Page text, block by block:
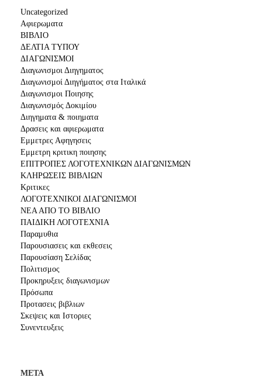
Uncategorized
Αφιερωματα
ΒΙΒΛΙΟ
ΔΕΛΤΙΑ ΤΥΠΟΥ
ΔΙΑΓΩΝΙΣΜΟΙ
Διαγωνισμοι Διηγηματος
Διαγωνισμοί Διηγήματος στα Ιταλικά
Διαγωνισμοι Ποιησης
Διαγωνισμός Δοκιμίου
Διηγηματα & ποιηματα
Δρασεις και αφιερωματα
Εμμετρες Αφηγησεις
Εμμετρη κριτικη ποιησης
ΕΠΙΤΡΟΠΕΣ ΛΟΓΟΤΕΧΝΙΚΩΝ ΔΙΑΓΩΝΙΣΜΩΝ
ΚΛΗΡΩΣΕΙΣ ΒΙΒΛΙΩΝ
Κριτικες
ΛΟΓΟΤΕΧΝΙΚΟΙ ΔΙΑΓΩΝΙΣΜΟΙ
ΝΕΑ ΑΠΟ ΤΟ ΒΙΒΛΙΟ
ΠΑΙΔΙΚΗ ΛΟΓΟΤΕΧΝΙΑ
Παραμυθια
Παρουσιασεις και εκθεσεις
Παρουσίαση Σελίδας
Πολιτισμος
Προκηρυξεις διαγωνισμων
Πρόσωπα
Προτασεις βιβλιων
Σκεψεις και Ιστοριες
Συνεντευξεις
META